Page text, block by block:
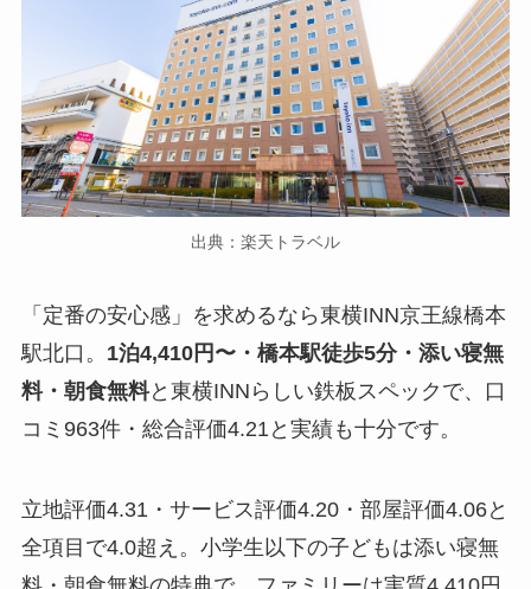
出典：楽天トラベル
「定番の安心感」を求めるなら東横INN京王線橋本
駅北口。 1泊4,410円〜・橋本駅徒歩5分・添い寝無
料・朝食無料と東横INNらしい鉄板スペックで、口
コミ963件・総合評価4.21と実績も十分です。
立地評価4.31・サービス評価4.20・部屋評価4.06と
全項目で4.0超え。小学生以下の子どもは添い寝無